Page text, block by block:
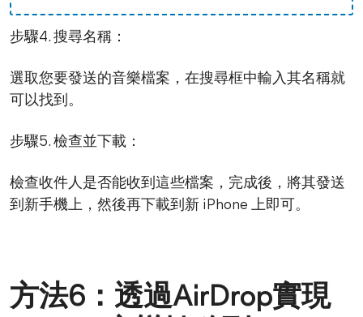
步驟4. 搜尋名稱：
選取您要發送的音樂檔案，在搜尋框中輸入其名稱就
可以找到。
步驟5. 檢查並下載：
檢查收件人是否能收到這些檔案，完成後，將其發送
到新手機上，然後再下載到新 iPhone 上即可。
方法6：透過AirDrop實現